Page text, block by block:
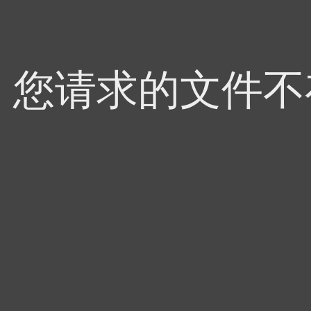
您请求的文件